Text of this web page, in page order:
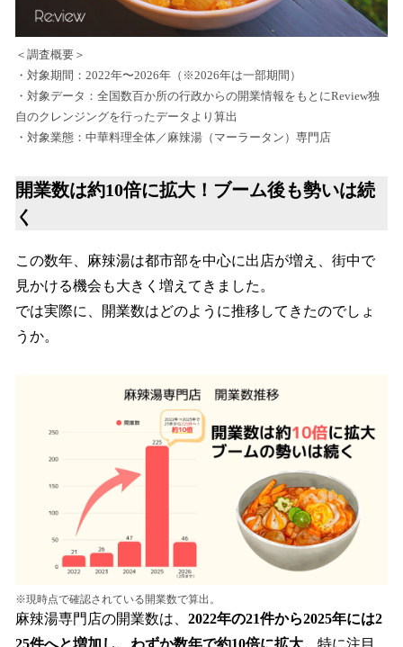
＜調査概要＞
・対象期間：2022年〜2026年（※2026年は一部期間）
・対象データ：全国数百か所の行政からの開業情報をもとにReview独
自のクレンジングを行ったデータより算出
・対象業態：中華料理全体／麻辣湯（マーラータン）専門店
開業数は約10倍に拡大！ブーム後も勢いは続
く
この数年、麻辣湯は都市部を中心に出店が増え、街中で
見かける機会も大きく増えてきました。
では実際に、開業数はどのように推移してきたのでしょ
うか。
※現時点で確認されている開業数で算出。
麻辣湯専門店の開業数は、 2022年の21件から2025年には2
25件へと増加し、わずか数年で約10倍に拡大。特に注目